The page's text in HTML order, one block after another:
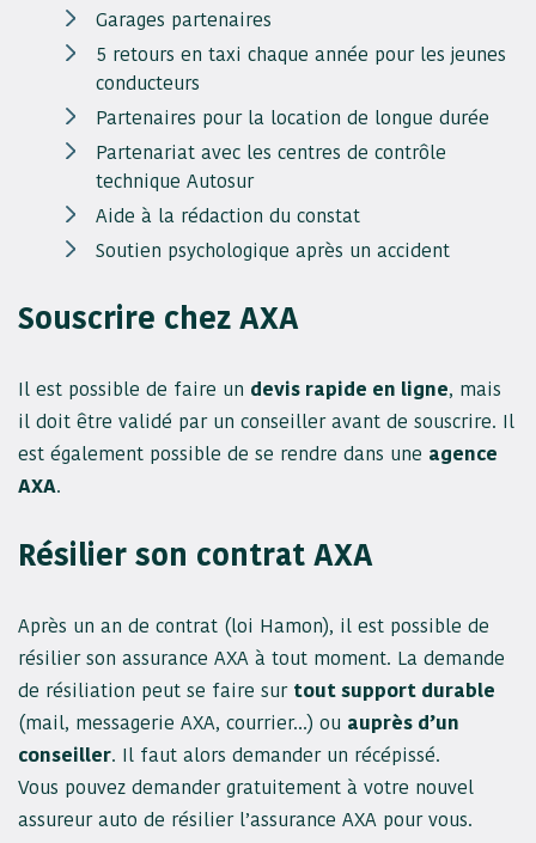
Garages partenaires
5 retours en taxi chaque année pour les jeunes
conducteurs
Partenaires pour la location de longue durée
Partenariat avec les centres de contrôle
technique Autosur
Aide à la rédaction du constat
Soutien psychologique après un accident
Souscrire chez AXA
Il est possible de faire un devis rapide en ligne, mais
il doit être validé par un conseiller avant de souscrire. Il
est également possible de se rendre dans une agence
AXA.
Résilier son contrat AXA
Après un an de contrat (loi Hamon), il est possible de
résilier son assurance AXA à tout moment. La demande
de résiliation peut se faire sur tout support durable
(mail, messagerie AXA, courrier…) ou auprès d’un
conseiller. Il faut alors demander un récépissé.
Vous pouvez demander gratuitement à votre nouvel
assureur auto de résilier l’assurance AXA pour vous.